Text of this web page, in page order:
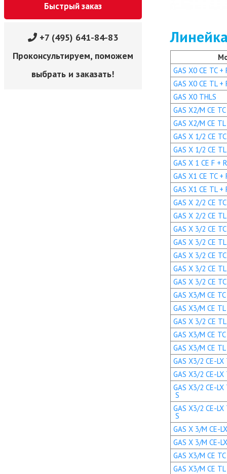
Быстрый заказ
+7 (495) 641-84-83
Проконсультируем, поможем
выбрать и заказать!
GAS X0 CE TC +
GAS X0 CE TL +
GAS X0 THLS
GAS X2/M CE
GAS X2/M CE
GAS X 1/2 CE
GAS X 1/2 CE
GAS X 1 CE F +
GAS X1 CE TC +
GAS X1 CE TL +
GAS X 2/2 CE
GAS X 2/2 CE
GAS X 3/2 CE
GAS X 3/2 CE
GAS X 3/2 CE
GAS X 3/2 CE
GAS X 3/2 CE
GAS X3/M CE
GAS X3/M CE TL
GAS X 3/2 CE
GAS X3/M CE
GAS X3/M CE
GAS X3/2 CE-LX
GAS X3/2 CE-LX
GAS X3/2 CE-LX
S
GAS X3/2 CE-
S
GAS X 3/M CE-
GAS X 3/M CE-
GAS X3/M CE
GAS X3/M CE